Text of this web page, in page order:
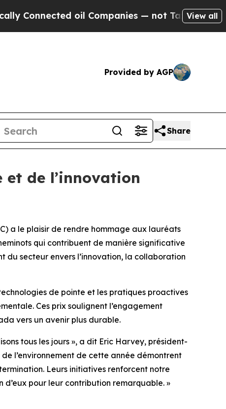
oil Companies — not Taxpayers — theView all
Provided by AGP
Share
et de l’innovation
a le plaisir de rendre hommage aux lauréats
qui contribuent de manière significative
du secteur envers l’innovation, la collaboration
de pointe et les pratiques proactives
Ces prix soulignent l’engagement
vers un avenir plus durable.
tous les jours », a dit Eric Harvey, président-
l’environnement de cette année démontrent
Leurs initiatives renforcent notre
pour leur contribution remarquable. »